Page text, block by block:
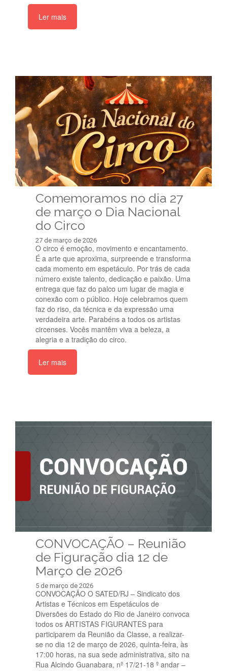
Ler mais
Comemoramos no dia 27
de março o Dia Nacional
do Circo
27 de março de 2026
O circo é emoção, movimento e encantamento.
É a arte que aproxima, surpreende e transforma
cada momento em espetáculo. Por trás de cada
número existe talento, dedicação e paixão. Uma
entrega que faz do palco um lugar de magia e
conexão com o público. Hoje celebramos quem
faz do riso, da técnica e da expressão uma
verdadeira arte. Parabéns a todos os artistas
circenses. Vocês mantêm viva a beleza, a
alegria e a tradição do circo.
Ler mais
CONVOCAÇÃO – Reunião
de Figuração dia 12 de
Março de 2026
5 de março de 2026
CONVOCAÇÃO O SATED/RJ – Sindicato dos
Artistas e Técnicos em Espetáculos de
Diversões do Estado do Rio de Janeiro convoca
todos os ARTISTAS FIGURANTES para
participarem da Reunião da Classe, a realizar-
se no dia 12 de março de 2026, quinta-feira, às
17:00 horas, na sua sede administrativa, sito na
Rua Alcindo Guanabara, nº 17/21-18 º andar –